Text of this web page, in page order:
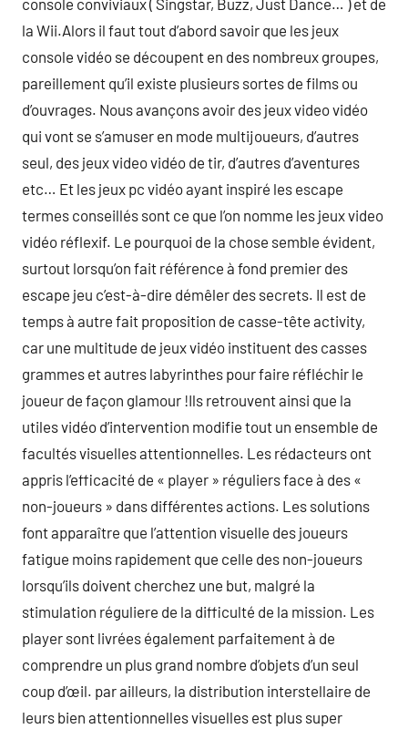
console conviviaux ( Singstar, Buzz, Just Dance… ) et de
la Wii.Alors il faut tout d’abord savoir que les jeux
console vidéo se découpent en des nombreux groupes,
pareillement qu’il existe plusieurs sortes de films ou
d’ouvrages. Nous avançons avoir des jeux video vidéo
qui vont se s’amuser en mode multijoueurs, d’autres
seul, des jeux video vidéo de tir, d’autres d’aventures
etc… Et les jeux pc vidéo ayant inspiré les escape
termes conseillés sont ce que l’on nomme les jeux video
vidéo réflexif. Le pourquoi de la chose semble évident,
surtout lorsqu’on fait référence à fond premier des
escape jeu c’est-à-dire démêler des secrets. Il est de
temps à autre fait proposition de casse-tête activity,
car une multitude de jeux vidéo instituent des casses
grammes et autres labyrinthes pour faire réfléchir le
joueur de façon glamour !Ils retrouvent ainsi que la
utiles vidéo d’intervention modifie tout un ensemble de
facultés visuelles attentionnelles. Les rédacteurs ont
appris l’efficacité de « player » réguliers face à des «
non-joueurs » dans différentes actions. Les solutions
font apparaître que l’attention visuelle des joueurs
fatigue moins rapidement que celle des non-joueurs
lorsqu’ils doivent cherchez une but, malgré la
stimulation réguliere de la difficulté de la mission. Les
player sont livrées également parfaitement à de
comprendre un plus grand nombre d’objets d’un seul
coup d’œil. par ailleurs, la distribution interstellaire de
leurs bien attentionnelles visuelles est plus super